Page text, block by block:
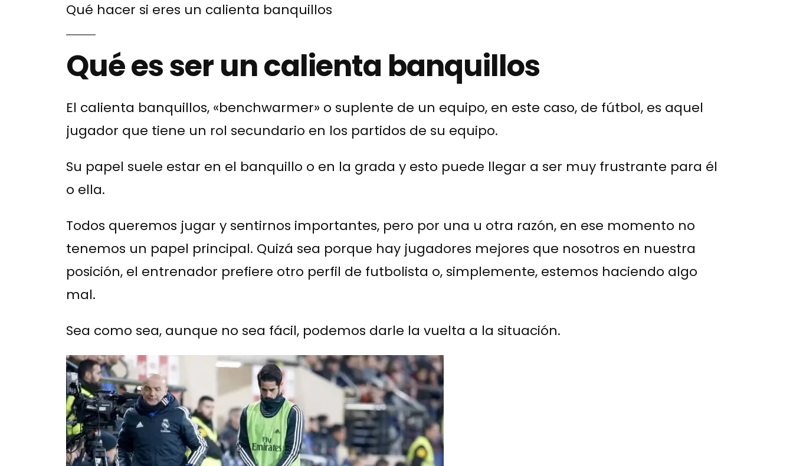
Qué hacer si eres un calienta banquillos
Qué es ser un calienta banquillos
El calienta banquillos, «benchwarmer» o suplente de un equipo, en este caso, de fútbol, es aquel
jugador que tiene un rol secundario en los partidos de su equipo.
Su papel suele estar en el banquillo o en la grada y esto puede llegar a ser muy frustrante para él
o ella.
Todos queremos jugar y sentirnos importantes, pero por una u otra razón, en ese momento no
tenemos un papel principal. Quizá sea porque hay jugadores mejores que nosotros en nuestra
posición, el entrenador prefiere otro perfil de futbolista o, simplemente, estemos haciendo algo
mal.
Sea como sea, aunque no sea fácil, podemos darle la vuelta a la situación.